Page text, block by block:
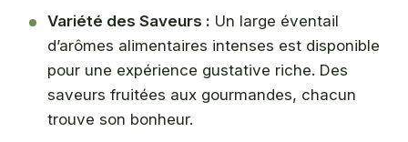
Variété des Saveurs : Un large éventail
d’arômes alimentaires intenses est disponible
pour une expérience gustative riche. Des
saveurs fruitées aux gourmandes, chacun
trouve son bonheur.